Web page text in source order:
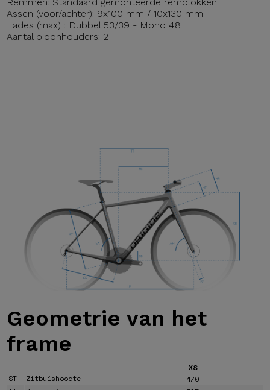
Assen (voor/achter): 9x100 mm / 10x130 mm
Lades (max) : Dubbel 53/39 - Mono 48
Aantal bidonhouders: 2
Geometrie van het
frame
XS
ST
Zitbuishoogte
470